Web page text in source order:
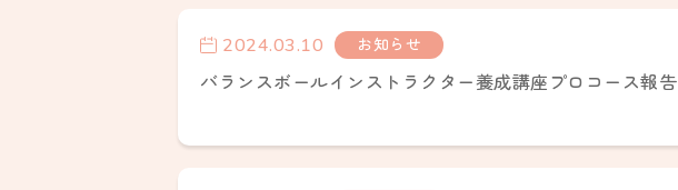
2024.03.10 お知らせ
バランスボールインストラクター養成講座プロコース報告